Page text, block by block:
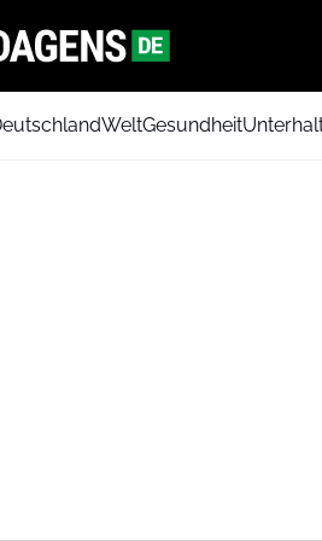
WeltGesundheit